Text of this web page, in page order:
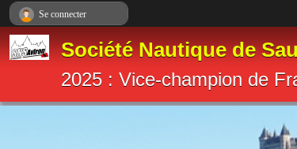
Société Nautique de
2025 : Vice-champion de
Se connecter
Panneau de gestion des cookies